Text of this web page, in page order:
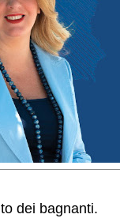
dei bagnanti.